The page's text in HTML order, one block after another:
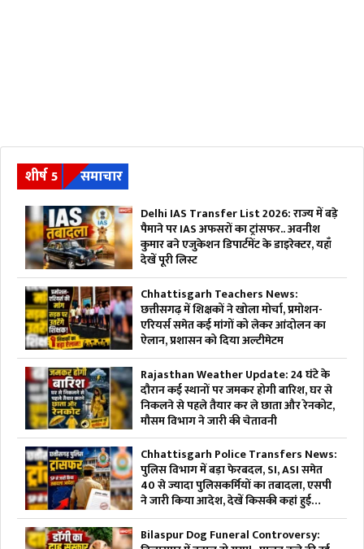
शीर्ष 5 समाचार
Delhi IAS Transfer List 2026: राज्य में बड़े
पैमाने पर IAS अफसरों का ट्रांसफर.. अवनीश
कुमार बने एजुकेशन डिपार्टमेंट के डाइरेक्टर, यहाँ
देखें पूरी लिस्ट
Chhattisgarh Teachers News:
छत्तीसगढ़ में शिक्षकों ने खोला मोर्चा, प्रमोशन-
एरियर्स समेत कई मांगों को लेकर आंदोलन का
ऐलान, प्रशासन को दिया अल्टीमेटम
Rajasthan Weather Update: 24 घंटे के
दौरान कई स्थानों पर जमकर होगी बारिश, घर से
निकलने से पहले तैयार कर ले छाता और रेनकोट,
मौसम विभाग ने जारी की चेतावनी
Chhattisgarh Police Transfers News:
पुलिस विभाग में बड़ा फेरबदल, SI, ASI समेत
40 से ज्यादा पुलिसकर्मियों का तबादला, एसपी
ने जारी किया आदेश, देखें किसकी कहां हुई
तैनाती
Bilaspur Dog Funeral Controversy: